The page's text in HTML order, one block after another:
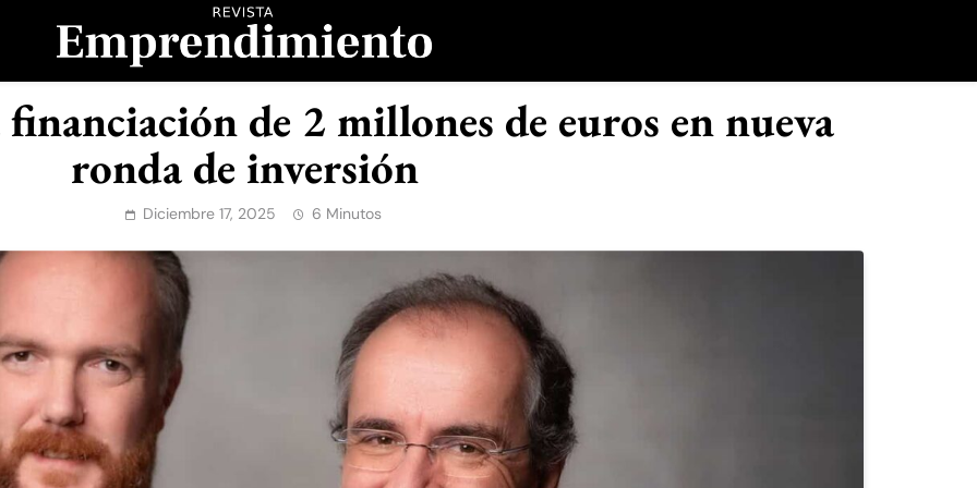
Emprendimiento
de 2 millones de euros en nueva
ronda de inversión
Diciembre 17, 2025 6 Minutos